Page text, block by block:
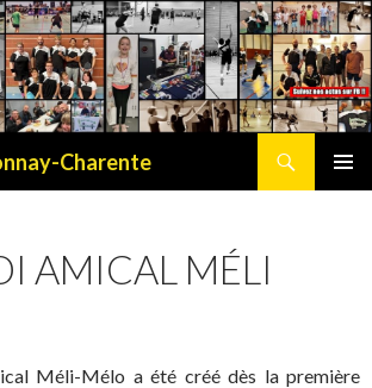
Charente
AMICAL MÉLI
Méli-Mélo a été créé dès la première